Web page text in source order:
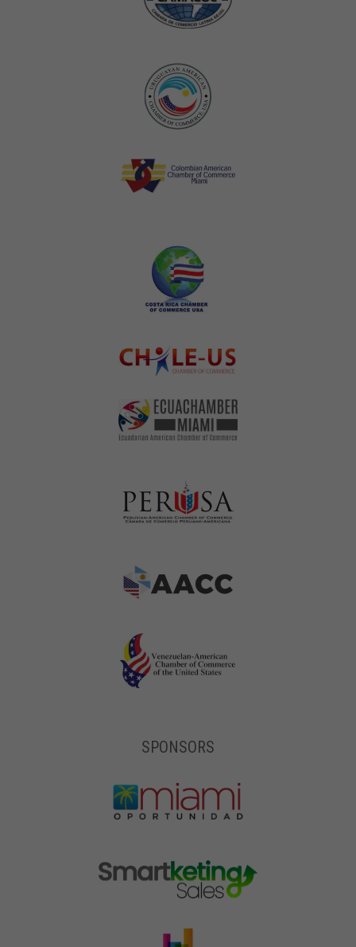
SPONSORS